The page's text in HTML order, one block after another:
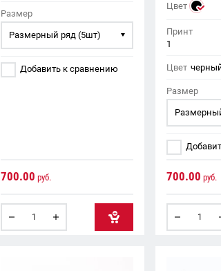
Размер
Размерный ряд (5шт)
Добавить к сравнению
700.00 руб.
Цвет
Принт
1
Цвет
Размер
700.00 руб.